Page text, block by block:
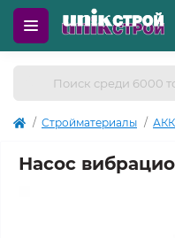
Стройматериалы
Насос